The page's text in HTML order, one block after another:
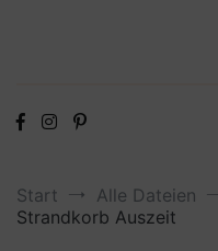
Start Alle Dateien
Strandkorb Auszeit